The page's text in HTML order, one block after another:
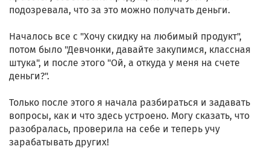
подозревала, что за это можно получать деньги.
Началось все с "Хочу скидку на любимый продукт",
потом было "Девчонки, давайте закупимся, классная
штука", и после этого "Ой, а откуда у меня на счете
деньги?".
Только после этого я начала разбираться и задавать
вопросы, как и что здесь устроено. Могу сказать, что
разобралась, проверила на себе и теперь учу
зарабатывать других!